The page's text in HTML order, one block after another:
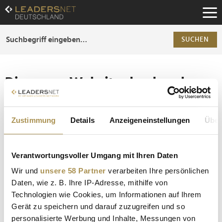
Zustimmung Details Anzeigeneinstellungen
Verantwortungsvoller Umgang mit Ihren Daten
Wir und unsere 58 Partner verarbeiten Ihre persönlichen
Daten, wie z. B. Ihre IP-Adresse, mithilfe von
Technologien wie Cookies, um Informationen auf Ihrem
Gerät zu speichern und darauf zuzugreifen und so
personalisierte Werbung und Inhalte, Messungen von
Zum
Inhalt
Zur
Fußzeilen-
SUCHEN
Die ganze Website durchsuchen
Die Anfrage ergab 0 Treffer.
Tipp
Seiten suchen, die genau diese Wortgruppe enthalten:
Anführungszeichen: zb "Vorname Nachname".